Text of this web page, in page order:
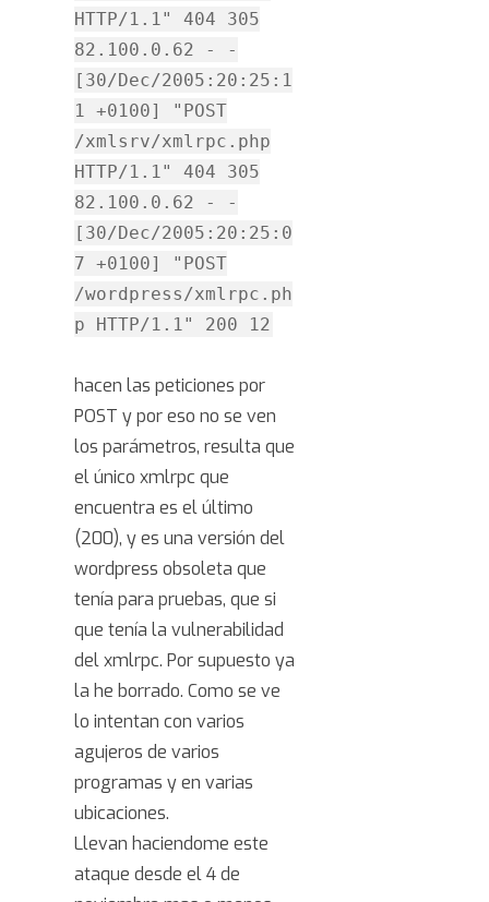
HTTP/1.1" 404 305
82.100.0.62 - -
[30/Dec/2005:20:25:1
1 +0100] "POST
/xmlsrv/xmlrpc.php
HTTP/1.1" 404 305
82.100.0.62 - -
[30/Dec/2005:20:25:0
7 +0100] "POST
/wordpress/xmlrpc.ph
p HTTP/1.1" 200 12
hacen las peticiones por
POST y por eso no se ven
los parámetros, resulta que
el único xmlrpc que
encuentra es el último
(200), y es una versión del
wordpress obsoleta que
tenía para pruebas, que si
que tenía la vulnerabilidad
del xmlrpc. Por supuesto ya
la he borrado. Como se ve
lo intentan con varios
agujeros de varios
programas y en varias
ubicaciones.
Llevan haciendome este
ataque desde el 4 de